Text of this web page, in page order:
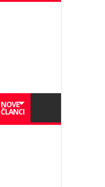
NOVE
ČLANCI